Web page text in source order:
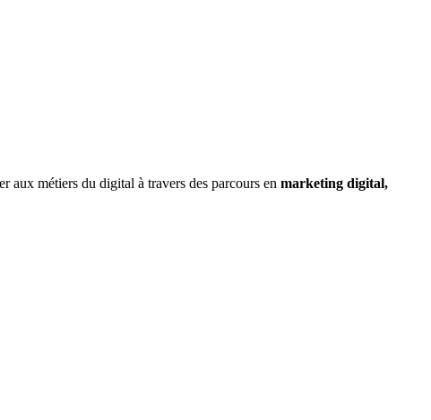
aux métiers du digital à travers des parcours en marketing digital,